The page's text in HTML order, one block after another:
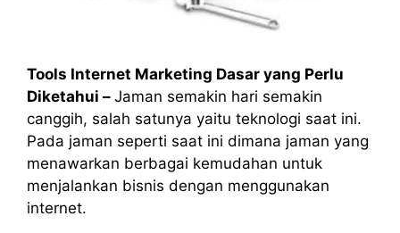
Tools Internet Marketing Dasar yang Perlu
Diketahui – Jaman semakin hari semakin
canggih, salah satunya yaitu teknologi saat ini.
Pada jaman seperti saat ini dimana jaman yang
menawarkan berbagai kemudahan untuk
menjalankan bisnis dengan menggunakan
internet.